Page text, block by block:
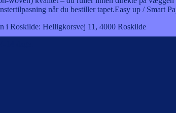
når du bestiller tapet.Easy up / Smart
i Roskilde: Helligkorsvej 11, 4000 Roskilde
14 dage.